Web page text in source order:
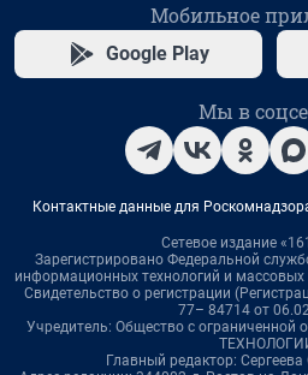
Мобильное
Google Play
Мы в
Контактные данные для
Сетевое издание
Зарегистрировано Федеральной
информационных технологий и
Свидетельство о регистрации
77– 84714 от
Учредитель: Общество с ограниченной
Главный редактор: